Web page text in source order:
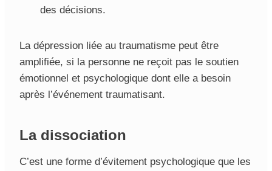
des décisions.
La dépression liée au traumatisme peut être
amplifiée, si la personne ne reçoit pas le soutien
émotionnel et psychologique dont elle a besoin
après l’événement traumatisant.
La dissociation
C’est une forme d’évitement psychologique que les